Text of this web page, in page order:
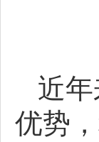
近
优势